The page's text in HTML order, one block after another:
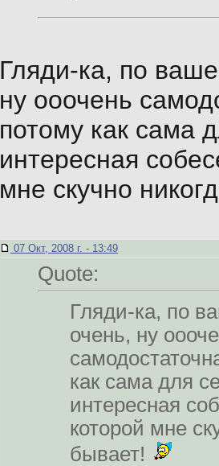
Гляди-ка, по
ну ооочень
потому как сама
интересная
мне скучно
07 Окт, 2008 г. - 13:49
Quote:
Гляди-ка, по
очень, ну
как сама для
интересная
которой мне
бывает!